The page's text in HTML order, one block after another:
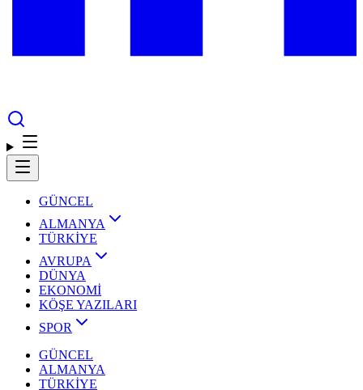
GÜNCEL
ALMANYA
TÜRKİYE
AVRUPA
DÜNYA
EKONOMİ
KÖŞE YAZILARI
SPOR
GÜNCEL
ALMANYA
TÜRKİYE